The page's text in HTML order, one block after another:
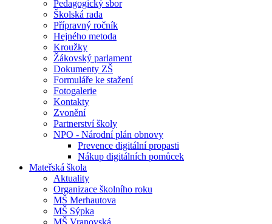
Pedagogický sbor
Školská rada
Přípravný ročník
Hejného metoda
Kroužky
Žákovský parlament
Dokumenty ZŠ
Formuláře ke stažení
Fotogalerie
Kontakty
Zvonění
Partnerství školy
NPO - Národní plán obnovy
Prevence digitální propasti
Nákup digitálních pomůcek
Mateřská škola
Aktuality
Organizace školního roku
MŠ Merhautova
MŠ Sýpka
MŠ Vranovská